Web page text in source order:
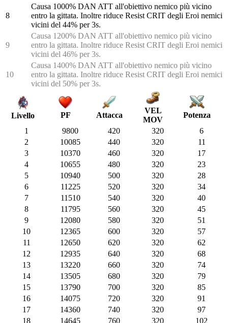
8
Causa 1000% DAN ATT all'obiettivo nemico più vicino
entro la gittata. Inoltre riduce Resist CRIT degli Eroi nemici
vicini del 44% per 3s.
9
Causa 1200% DAN ATT all'obiettivo nemico più vicino
entro la gittata. Inoltre riduce Resist CRIT degli Eroi nemici
vicini del 46% per 3s.
10
Causa 1400% DAN ATT all'obiettivo nemico più vicino
entro la gittata. Inoltre riduce Resist CRIT degli Eroi nemici
vicini del 50% per 3s.
Livello PF Attacca
VEL
MOV
Potenza
1
9800 420 320
6
2
10085 440 320
11
3
10370 460 320
17
4
10655 480 320
23
5
10940 500 320
28
6
11225 520 320
34
7
11510 540 320
40
8
11795 560 320
45
9
12080 580 320
51
10
12365 600 320
57
11
12650 620 320
62
12
12935 640 320
68
13
13220 660 320
74
14
13505 680 320
79
15
13790 700 320
85
16
14075 720 320
91
17
14360 740 320
97
18
14645 760 320 102